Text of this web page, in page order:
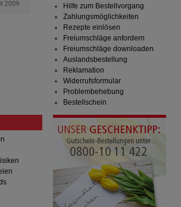
Hilfe zum Bestellvorgang
Zahlungsmöglichkeiten
Rezepte einlösen
Freiumschläge anfordern
Freiumschläge downloaden
Auslandsbestellung
Reklamation
Widerrufsformular
Problembehebung
Bestellschein